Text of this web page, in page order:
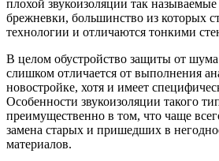
плохой звукоизоляции так
брежневки, большинство из которых
технологии и отличаются тонкими
В целом обустройство защиты от шума
слишком отличается от выполнения
новостройке, хотя и имеет
Особенности звукоизоляции такого
преимущественно в том, что чаще
замена старых и пришедших в
материалов.